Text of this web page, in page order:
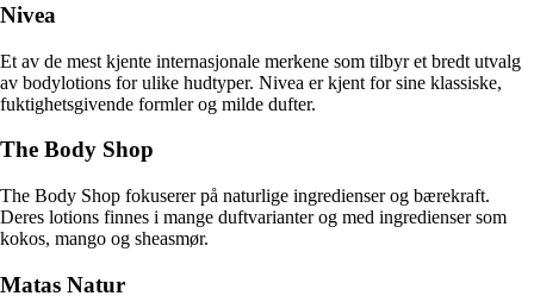
Nivea
Et av de mest kjente internasjonale merkene som tilbyr et bredt utvalg
av bodylotions for ulike hudtyper. Nivea er kjent for sine klassiske,
fuktighetsgivende formler og milde dufter.
The Body Shop
The Body Shop fokuserer på naturlige ingredienser og bærekraft.
Deres lotions finnes i mange duftvarianter og med ingredienser som
kokos, mango og sheasmør.
Matas Natur